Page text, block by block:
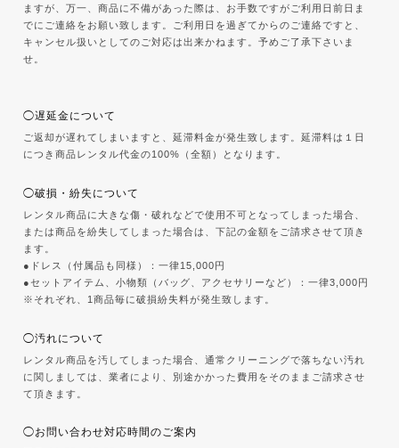
ますが、万一、商品に不備があった際は、お手数ですがご利用日前日ま
でにご連絡をお願い致します。ご利用日を過ぎてからのご連絡ですと、
キャンセル扱いとしてのご対応は出来かねます。予めご了承下さいま
せ。
◯遅延金について
ご返却が遅れてしまいますと、延滞料金が発生致します。延滞料は１日
につき商品レンタル代金の100%（全額）となります。
◯破損・紛失について
レンタル商品に大きな傷・破れなどで使用不可となってしまった場合、
または商品を紛失してしまった場合は、下記の金額をご請求させて頂き
ます。
●ドレス（付属品も同様）：一律15,000円
●セットアイテム、小物類（バッグ、アクセサリーなど）：一律3,000円
※それぞれ、1商品毎に破損紛失料が発生致します。
◯汚れについて
レンタル商品を汚してしまった場合、通常クリーニングで落ちない汚れ
に関しましては、業者により、別途かかった費用をそのままご請求させ
て頂きます。
◯お問い合わせ対応時間のご案内